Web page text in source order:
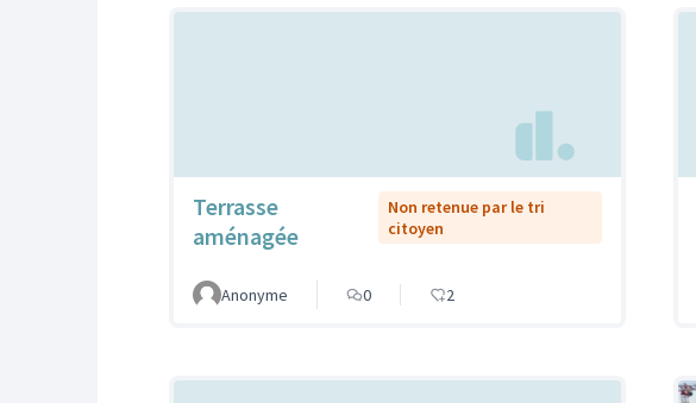
Terrasse
aménagée
Non retenue par le tri
citoyen
Anonyme 0 2